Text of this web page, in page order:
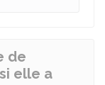
de
elle a